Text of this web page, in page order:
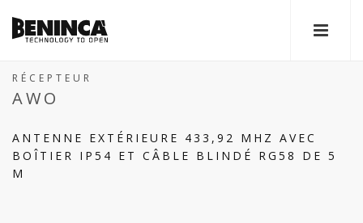
RÉCEPTEUR
AWO
ANTENNE EXTÉRIEURE 433,92 MHZ AVEC
BOÎTIER IP54 ET CÂBLE BLINDÉ RG58 DE 5
M